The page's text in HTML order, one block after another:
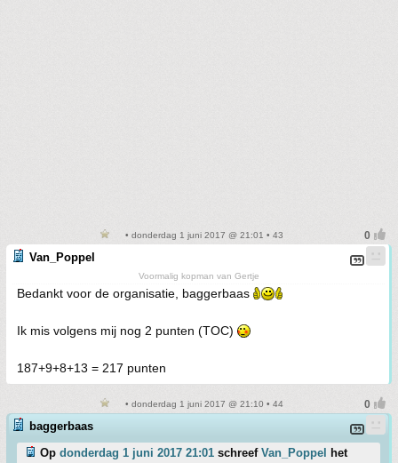
• donderdag 1 juni 2017 @ 21:01 • 43
Van_Poppel
Voormalig kopman van Gertje
Bedankt voor de organisatie, baggerbaas
Ik mis volgens mij nog 2 punten (TOC)
187+9+8+13 = 217 punten
• donderdag 1 juni 2017 @ 21:10 • 44
baggerbaas
Op donderdag 1 juni 2017 21:01 schreef Van_Poppel
het